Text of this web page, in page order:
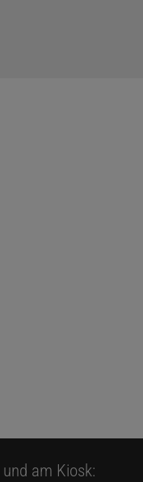
am Kiosk: